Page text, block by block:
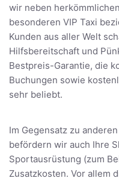
wir neben
besonderen VIP Taxi
Kunden aus aller Welt
Hilfsbereitschaft und
Bestpreis-Garantie, die
Buchungen sowie
sehr beliebt.
Im Gegensatz zu
befördern wir auch Ihre
Sportausrüstung (zum
Zusatzkosten. Vor allem